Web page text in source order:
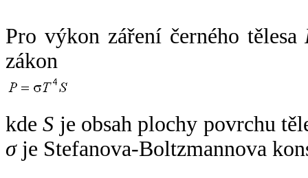
Pro výkon záření černého tělesa
zákon
kdeS je obsah plochy povrchu
σje Stefanova-Boltzmannova